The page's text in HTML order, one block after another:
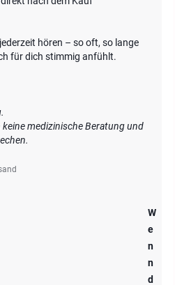
hören – so oft, so lange
für dich stimmig anfühlt.
medizinische Beratung und
W
e
n
n
d